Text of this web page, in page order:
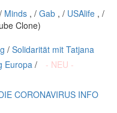
Minds , / Gab , / USAlife , /
Clone)
/ Solidarität mit Tatjana
Europa /
- NEU -
CORONAVIRUS INFO